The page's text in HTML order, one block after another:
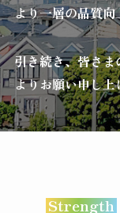
より一層の品質
引き続き、皆さ
よりお願い申し上
Strength